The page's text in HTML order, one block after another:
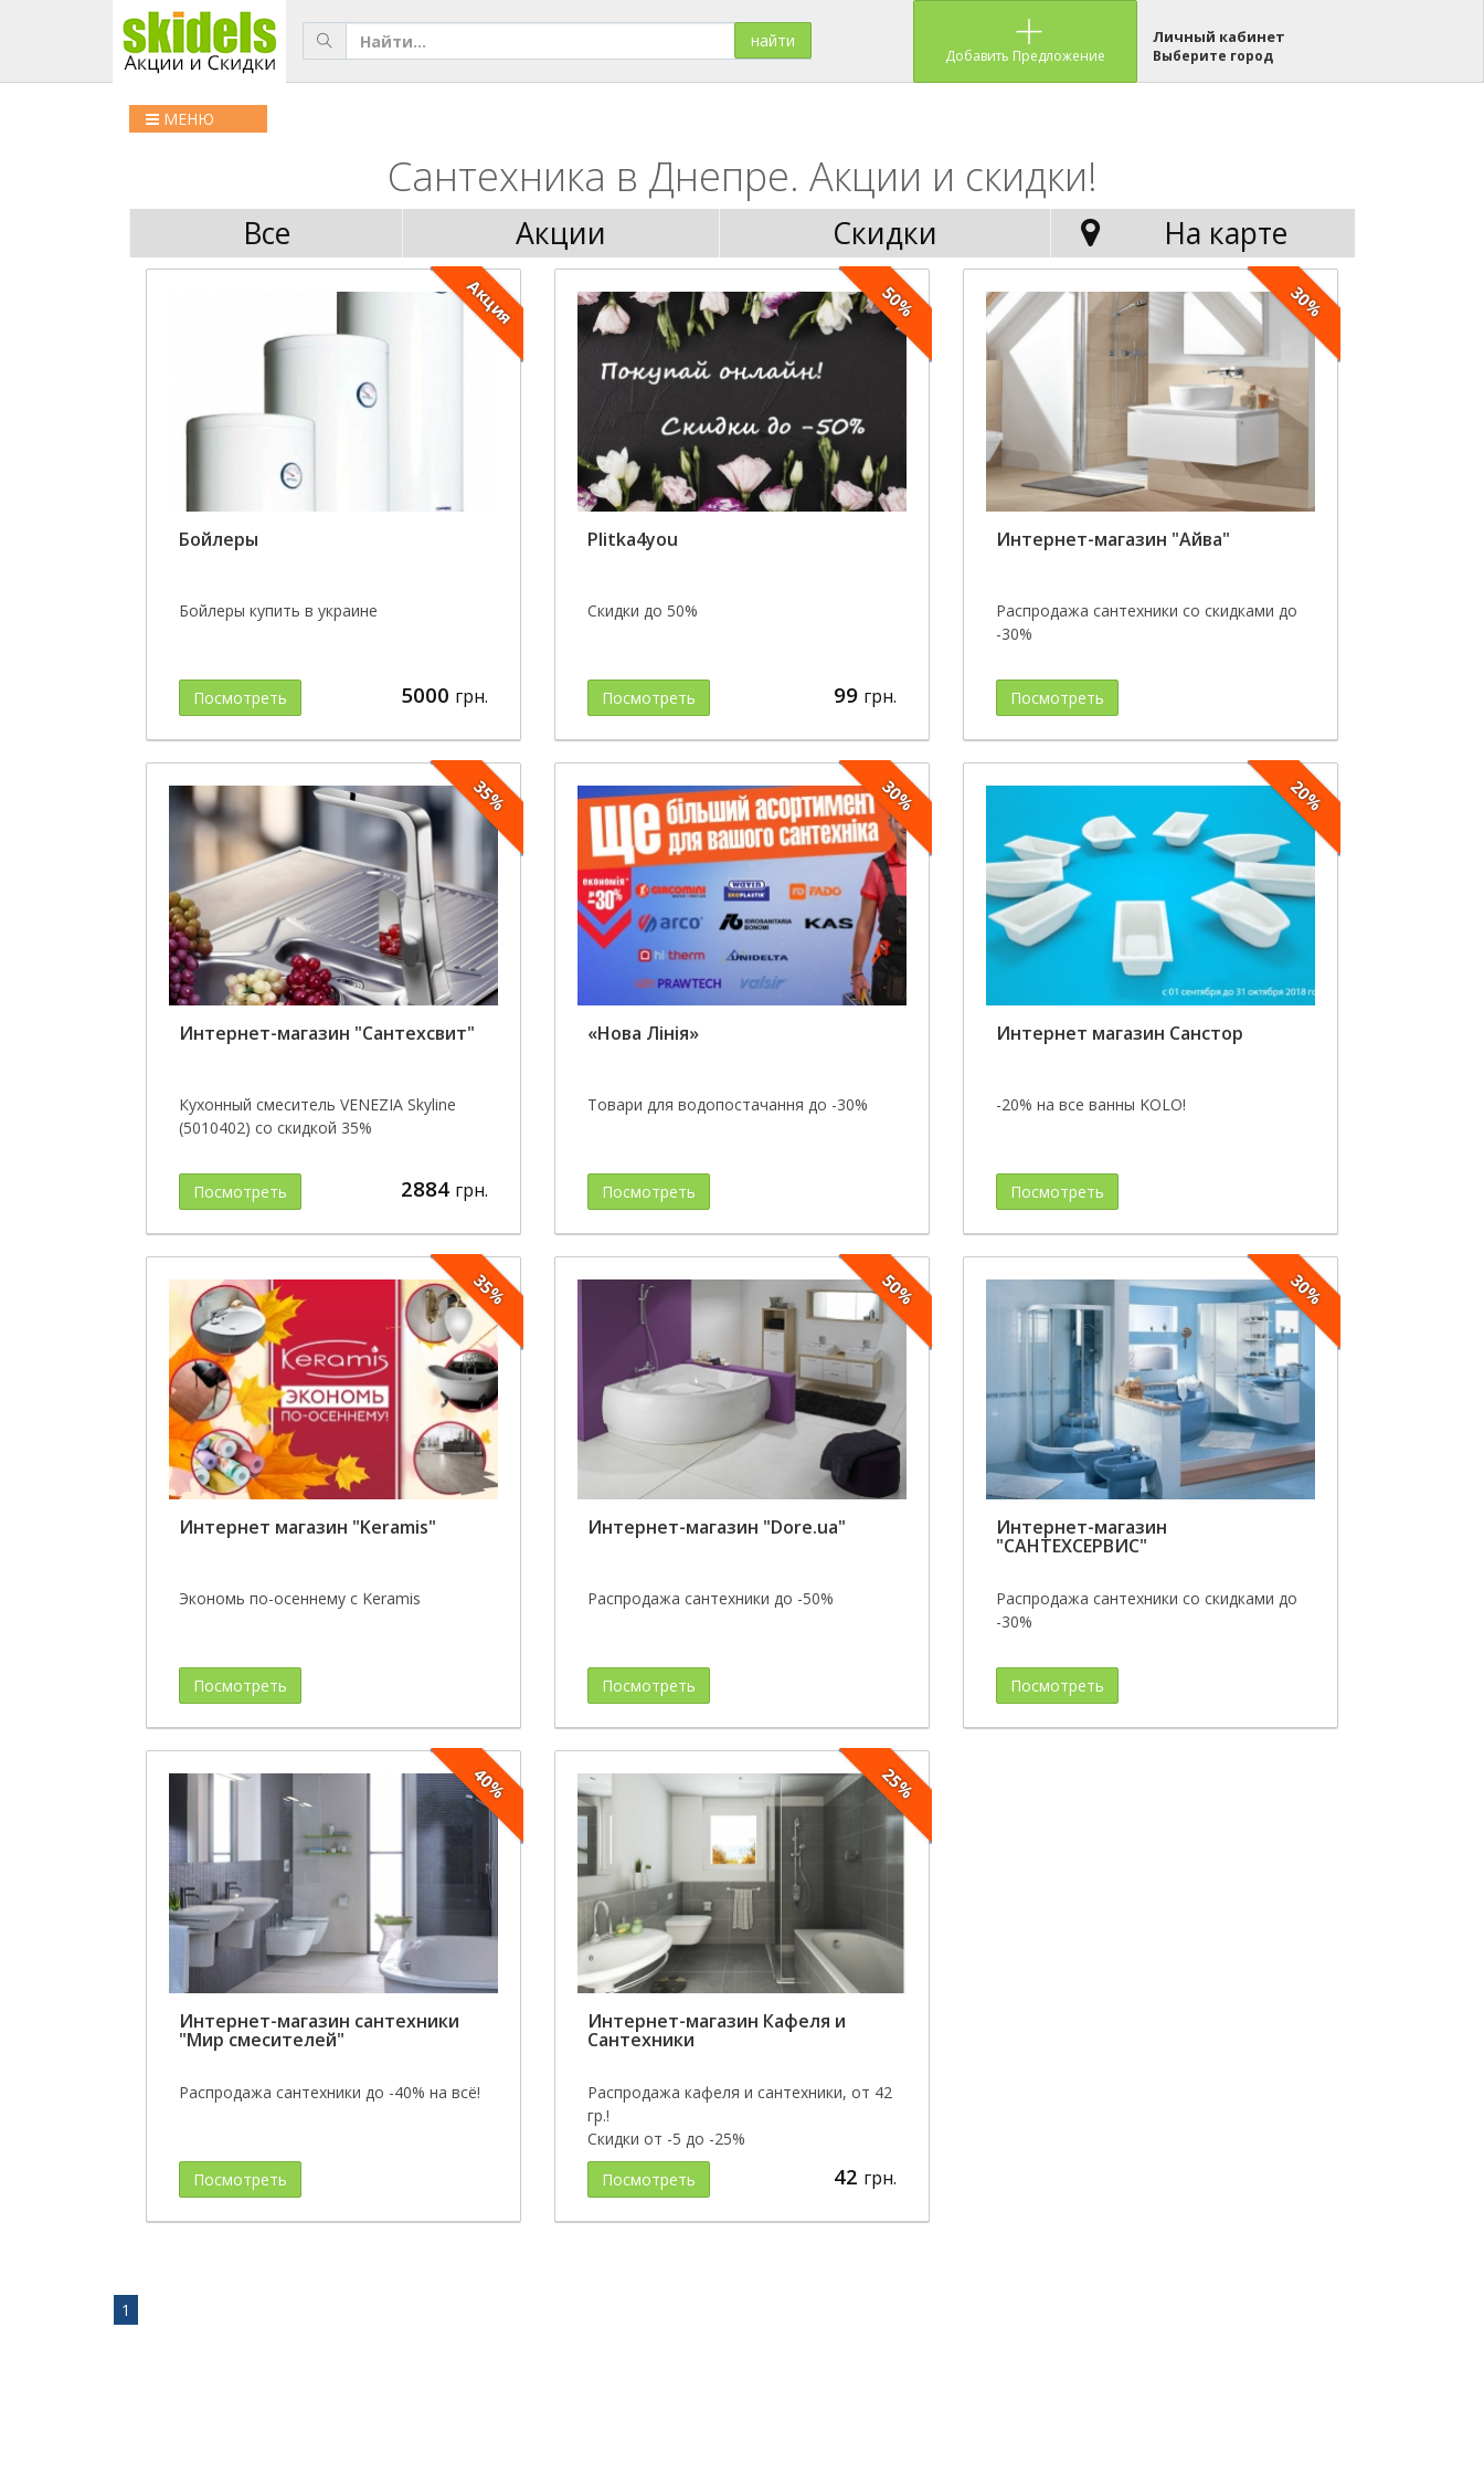
Добавить Предложение
Личный кабинет
Выберите город
МЕНЮ
Сантехника в Днепре. Акции и скидки!
Все Акции Скидки На карте
Акция
Бойлеры
Бойлеры купить в украине
Посмотреть 5000 грн.
50%
Plitka4you
Скидки до 50%
Посмотреть 99 грн.
30%
Интернет-магазин "Айва"
Распродажа сантехники со скидками до
-30%
Посмотреть
35%
Интернет-магазин "Сантехсвит"
Кухонный смеситель VENEZIA Skyline
(5010402) со скидкой 35%
Посмотреть 2884 грн.
30%
«Нова Лінія»
Товари для водопостачання до -30%
Посмотреть
20%
Интернет магазин Санстор
-20% на все ванны KOLO!
Посмотреть
35%
Интернет магазин "Keramis"
Экономь по-осеннему с Keramis
Посмотреть
50%
Интернет-магазин "Dore.ua"
Распродажа сантехники до -50%
Посмотреть
30%
Интернет-магазин
"САНТЕХСЕРВИС"
Распродажа сантехники со скидками до
-30%
Посмотреть
40%
Интернет-магазин сантехники
"Мир смесителей"
Распродажа сантехники до -40% на всё!
Посмотреть
25%
Интернет-магазин Кафеля и
Сантехники
Распродажа кафеля и сантехники, от 42
гр.!
Скидки от -5 до -25%
Посмотреть
42 грн.
1